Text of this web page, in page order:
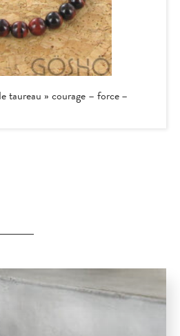
taureau » courage – force –